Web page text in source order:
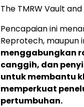
The TMRW Vault
Pencapaian ini
Reprotech, maupun
menggabungkan
canggih, dan
untuk membantu
memperkuat
pertumbuhan.